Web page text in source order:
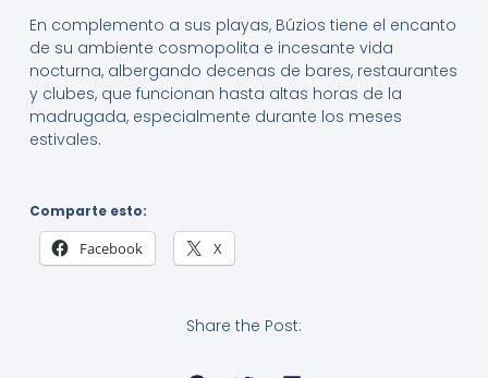
En complemento a sus playas, Búzios tiene el encanto
de su ambiente cosmopolita e incesante vida
nocturna, albergando decenas de bares, restaurantes
y clubes, que funcionan hasta altas horas de la
madrugada, especialmente durante los meses
estivales.
Comparte esto:
Facebook X
Share the Post: